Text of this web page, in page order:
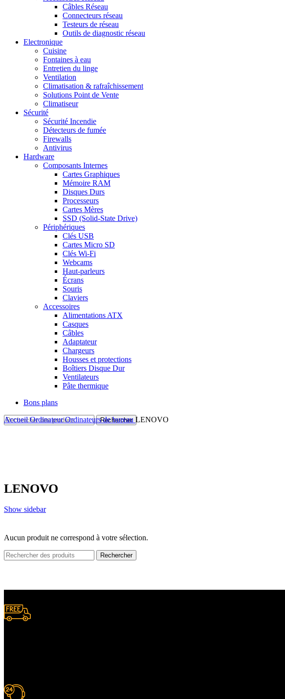
Câbles Réseau
Connecteurs réseau
Testeurs de réseau
Outils de diagnostic réseau
Electronique
Cuisine
Fontaines à eau
Entretien du linge
Ventilation
Climatisation & rafraîchissement
Solutions Point de Vente
Climatiseur
Sécurité
Sécurité Incendie
Détecteurs de fumée
Firewalls
Antivirus
Hardware
Composants Internes
Cartes Graphiques
Mémoire RAM
Disques Durs
Processeurs
Cartes Mères
SSD (Solid-State Drive)
Périphériques
Clés USB
Cartes Micro SD
Clés Wi-Fi
Webcams
Haut-parleurs
Écrans
Souris
Claviers
Accessoires
Alimentations ATX
Casques
Câbles
Adaptateur
Chargeurs
Housses et protections
Boîtiers Disque Dur
Ventilateurs
Pâte thermique
Bons plans
Rechercher
AccueilOrdinateurOrdinateurs de bureau LENOVO
LENOVO
Show sidebar
Aucun produit ne correspond à votre sélection.
Rechercher